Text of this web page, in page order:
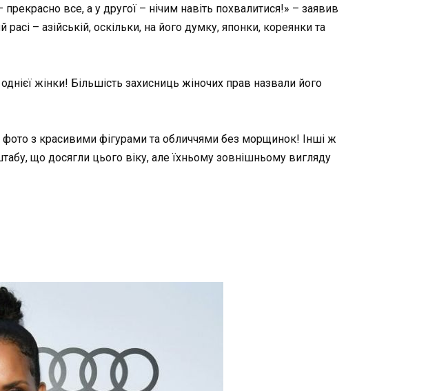
все, а у другої – нічим навіть похвалитися!» – заявив
– азійській, оскільки, на його думку, японки, кореянки та
жінки! Більшість захисниць жіночих прав назвали його
з красивими фігурами та обличчями без морщинок! Інші ж
що досягли цього віку, але їхньому зовнішньому вигляду